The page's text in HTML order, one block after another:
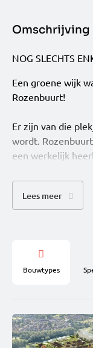
Omschrijving
NOG SLECHTS
Een groene wijk
Rozenbuurt!
Er zijn van die
wordt.
een werkelijk
geplant van een
volop ruimte om
Zwaag is het
Aanbod
van Rozenkweker
moois:
komende jaren
Lees meer
Bouwtypes